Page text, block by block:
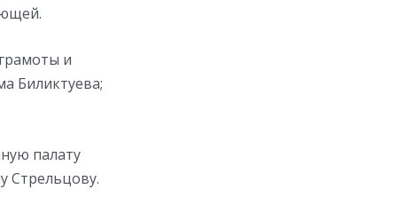
и
Биликтуева;
палату
Стрельцову.